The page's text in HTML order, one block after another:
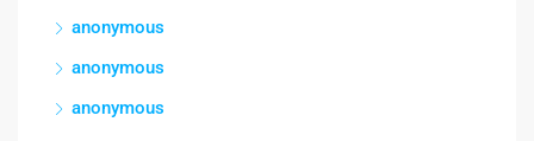
anonymous
anonymous
anonymous